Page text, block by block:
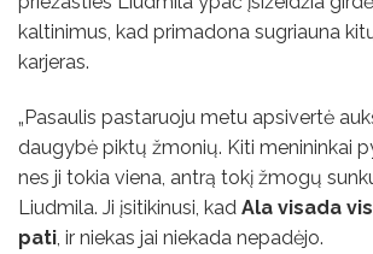
kaltinimus, kad primadona sugriauna
karjeras.
„Pasaulis pastaruoju metu apsivertė
daugybė piktų žmonių. Kiti menininkai
nes ji tokia viena, antrą tokį žmogų
Liudmila. Ji įsitikinusi, kad Ala visada
pati, ir niekas jai niekada nepadėjo.